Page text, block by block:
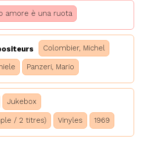
amore è una ruota
Colombier, Michel
Panzeri, Mario
Jukebox
/ 2 titres) Vinyles 1969